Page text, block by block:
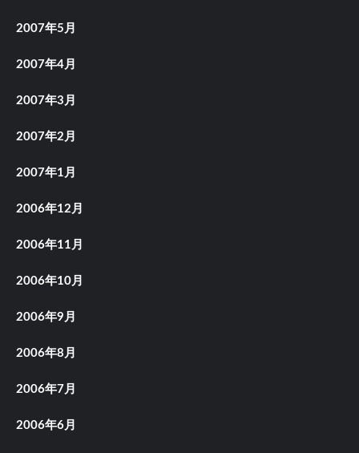
2007年5月
2007年4月
2007年3月
2007年2月
2007年1月
2006年12月
2006年11月
2006年10月
2006年9月
2006年8月
2006年7月
2006年6月